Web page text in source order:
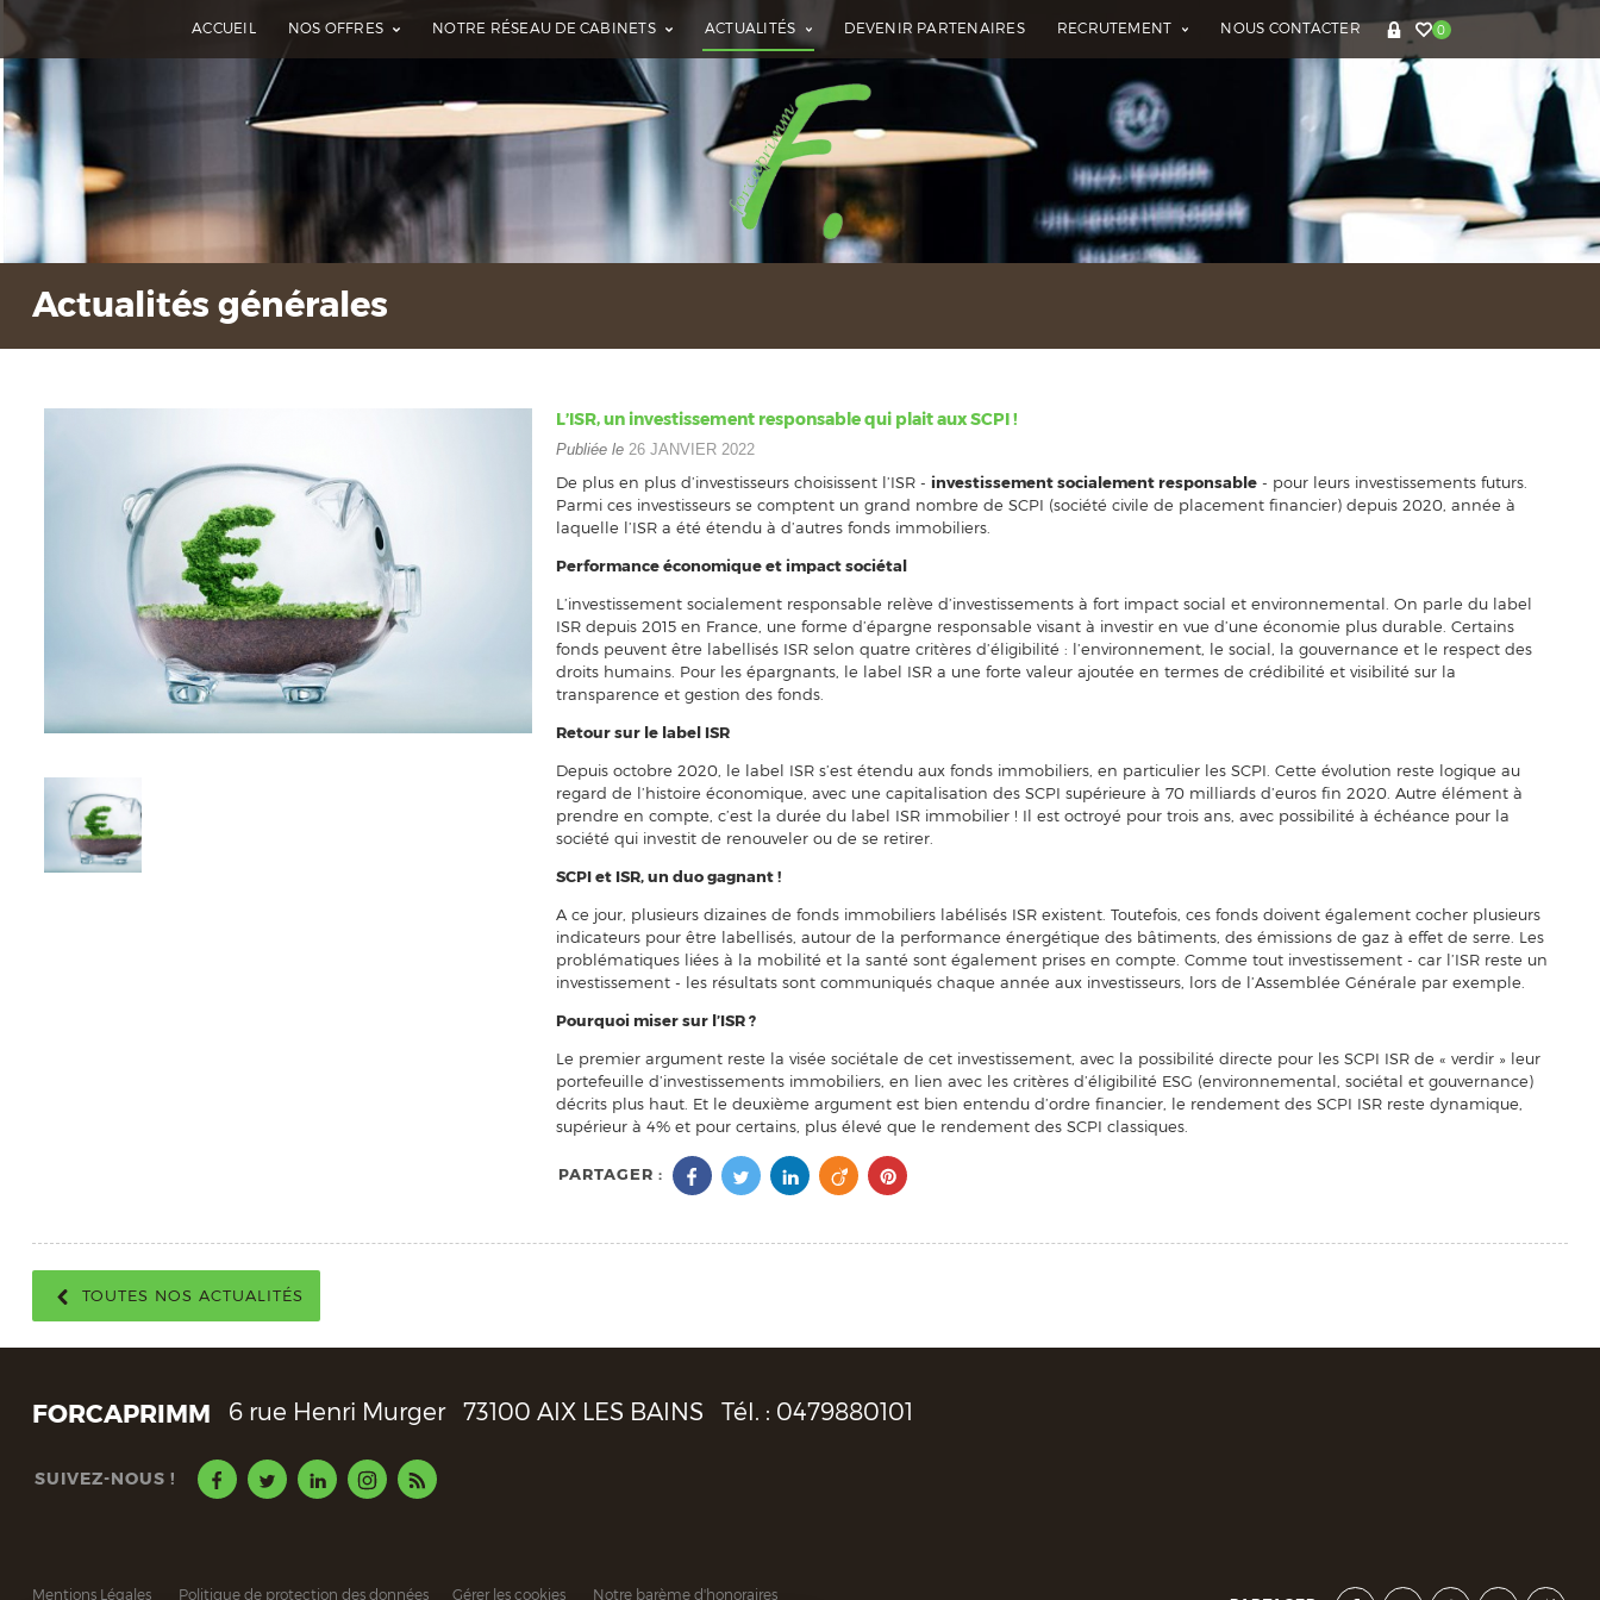
ACCUEIL NOS OFFRES NOTRE RÉSEAU DE CABINETS ACTUALITÉS DEVENIR PARTENAIRES RECRUTEMENT NOUS CONTACTER 0
Actualités générales
L’ISR, un investissement responsable qui plait aux SCPI !
Publiée le 26 JANVIER 2022
De plus en plus d’investisseurs choisissent l’ISR - investissement socialement responsable- pour leurs investissements futurs.
Parmi ces investisseurs se comptent un grand nombre de SCPI (société civile de placement financier) depuis 2020, année à
laquelle l’ISR a été étendu à d’autres fonds immobiliers.
Performance économique et impact sociétal
L’investissement socialement responsable relève d’investissements à fort impact social et environnemental. On parle du label
ISR depuis 2015 en France, une forme d’épargne responsable visant à investir en vue d’une économie plus durable. Certains
fonds peuvent être labellisés ISR selon quatre critères d’éligibilité : l’environnement, le social, la gouvernance et le respect des
droits humains. Pour les épargnants, le label ISR a une forte valeur ajoutée en termes de crédibilité et visibilité sur la
transparence et gestion des fonds.
Retour sur le label ISR
Depuis octobre 2020, le label ISR s’est étendu aux fonds immobiliers, en particulier les SCPI. Cette évolution reste logique au
regard de l’histoire économique, avec une capitalisation des SCPI supérieure à 70 milliards d’euros fin 2020. Autre élément à
prendre en compte, c’est la durée du label ISR immobilier ! Il est octroyé pour trois ans, avec possibilité à échéance pour la
société qui investit de renouveler ou de se retirer.
SCPI et ISR, un duo gagnant !
A ce jour, plusieurs dizaines de fonds immobiliers labélisés ISR existent. Toutefois, ces fonds doivent également cocher plusieurs
indicateurs pour être labellisés, autour de la performance énergétique des bâtiments, des émissions de gaz à effet de serre. Les
problématiques liées à la mobilité et la santé sont également prises en compte. Comme tout investissement - car l’ISR reste un
investissement - les résultats sont communiqués chaque année aux investisseurs, lors de l’Assemblée Générale par exemple.
Pourquoi miser sur l’ISR ?
Le premier argument reste la visée sociétale de cet investissement, avec la possibilité directe pour les SCPI ISR de « verdir » leur
portefeuille d’investissements immobiliers, en lien avec les critères d’éligibilité ESG (environnemental, sociétal et gouvernance)
décrits plus haut. Et le deuxième argument est bien entendu d’ordre financier, le rendement des SCPI ISR reste dynamique,
supérieur à 4% et pour certains, plus élevé que le rendement des SCPI classiques.
PARTAGER :
TOUTES NOS ACTUALITÉS
FORCAPRIMM 6 rue Henri Murger 73100 AIX LES BAINS Tél. : 0479880101
SUIVEZ-NOUS !
Mentions Légales Politique de protection des données Gérer les cookies Notre barème d'honoraires